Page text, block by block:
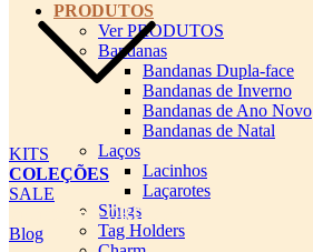
KITS
COLEÇÕES
SALE
cadastro pet QRCODE
Blog
PRODUTOS
Ver PRODUTOS
Bandanas
Bandanas Dupla-face
Bandanas de Inverno
Bandanas de Ano Novo
Bandanas de Natal
Laços
Lacinhos
Laçarotes
Slings
Tag Holders